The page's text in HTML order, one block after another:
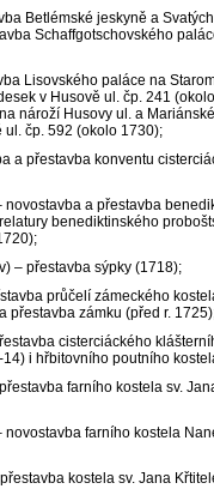
Betlémské jeskyně a
Schaffgotschovského
Lisovského paláce na
v Husově ul. čp. 241
nároží Husovy ul. a
čp. 592 (okolo 1730);
a přestavba konventu
novostavba a přestavba
benediktinského
– přestavba sýpky (1718);
průčelí zámeckého
přestavba zámku (před r.
cisterciáckého
i hřbitovního poutního
farního kostela sv.
novostavba farního kostela
kostela sv. Jana